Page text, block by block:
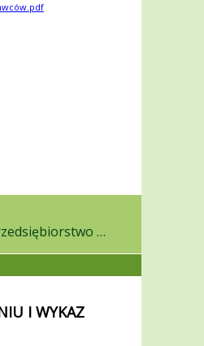
w on-line postępowaniu dla Górnośląskie Przedsiębiorstwo Wodociągów S.A.
I WYKAZ